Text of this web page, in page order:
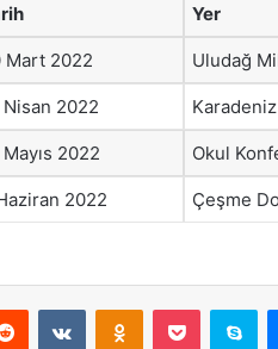
Yer
Mart 2022 Uludağ
Nisan 2022
Mayıs 2022 Okul
2022 Çeşme
Reddit VKontakteOdnoklassniki
Pocket